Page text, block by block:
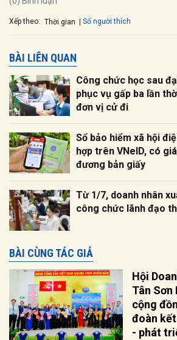
Xếp theo: Thời gian Số người thích
BÀI LIÊN QUAN
Công chức học sau
phục vụ gấp ba lần
đơn vị cử đi
Sổ bảo hiểm xã hội
hợp trên VNeID, có
đương bản giấy
Từ 1/7, doanh nhân
công chức lãnh đạo
BÀI CÙNG TÁC GIẢ
Hội
Tân Sơn
cộng
đoàn
- phát